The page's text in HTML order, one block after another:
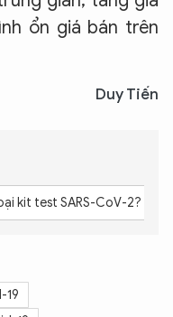
ổn giá bán trên
Duy Tiến
kit test SARS-CoV-2?
19